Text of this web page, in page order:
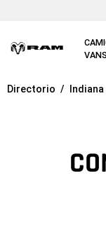
Ir a
Directorio Indiana